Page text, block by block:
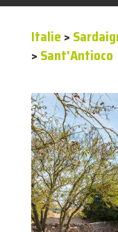
Italie >
> Sant'Antioco